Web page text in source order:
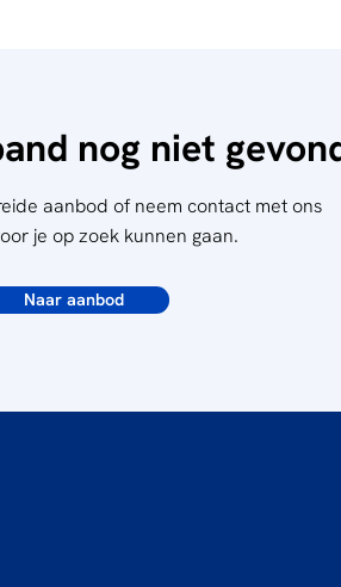
nog niet
aanbod of neem contact met ons
je op zoek kunnen gaan.
Naar aanbod